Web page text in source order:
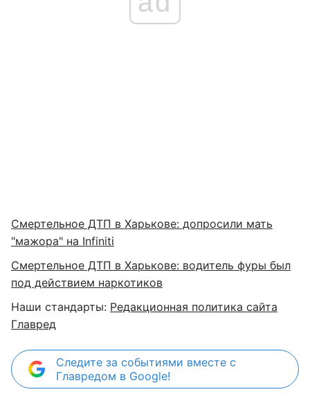
Смертельное ДТП в Харькове: допросили мать
"мажора" на Infiniti
Смертельное ДТП в Харькове: водитель фуры был
под действием наркотиков
Наши стандарты: Редакционная политика сайта
Главред
Следите за событиями вместе с
Главредом в Google!